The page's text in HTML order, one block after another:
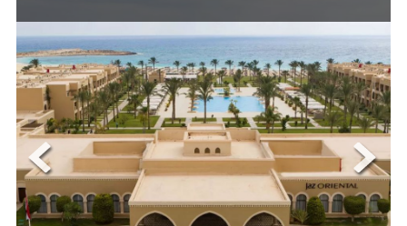
ОЩЕ
ЗА НАС
КОНТАКТИ
ФИРМЕНИ ДОКУМЕНТИ
0700 144 34 Запитване
ПОСЛЕДВАЙТЕ НИ